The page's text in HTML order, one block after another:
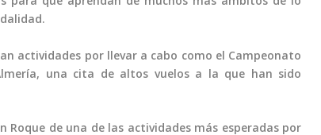
actividades por llevar a cabo como el Campeonato
una cita de altos vuelos a la que han sido
de una de las actividades más esperadas por